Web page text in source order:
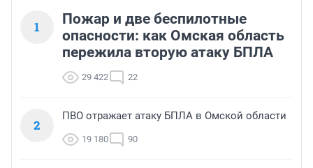
1
Пожар и две беспилотные
опасности: как Омская область
пережила вторую атаку БПЛА
29 422 22
2
ПВО отражает атаку БПЛА в Омской области
19 180 90